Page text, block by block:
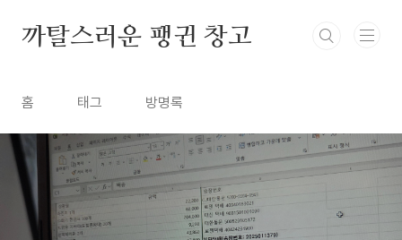
까탈스러운 팽귄 창고
홈 태그 방명록